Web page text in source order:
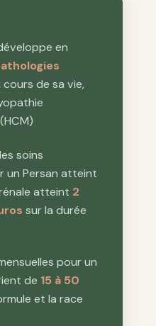
en
cours de sa vie,
soins
un Persan atteint
atteint 2
sur la durée
pour un
de 15 à 50
et la race